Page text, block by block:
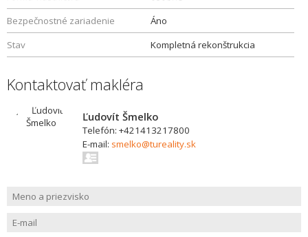
Bezpečnostné zariadenie
Áno
Stav
Kompletná rekonštrukcia
Kontaktovať makléra
Ľudovít Šmelko
Telefón: +421413217800
E-mail: smelko@tureality.sk